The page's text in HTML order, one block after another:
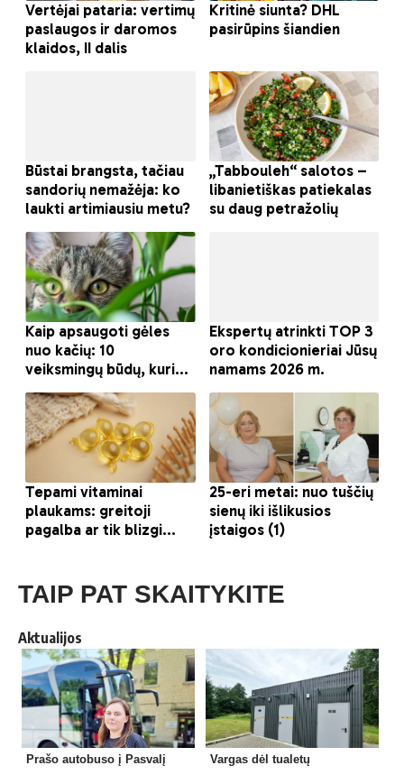
TAIP PAT SKAITYKITE
Aktualijos
Prašo autobuso į Pasvalį Vargas dėl tualetų